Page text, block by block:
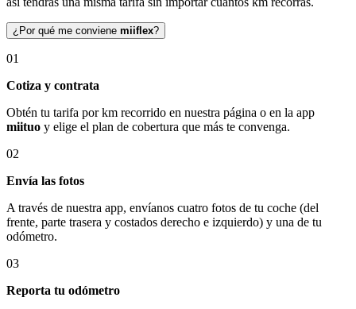
¿Por qué me conviene miiflex?
01
Cotiza y contrata
Obtén tu tarifa por km recorrido en nuestra página o en la app
miituo y elige el plan de cobertura que más te convenga.
02
Envía las fotos
A través de nuestra app, envíanos cuatro fotos de tu coche (del
frente, parte trasera y costados derecho e izquierdo) y una de tu
odómetro.
03
Reporta tu odómetro